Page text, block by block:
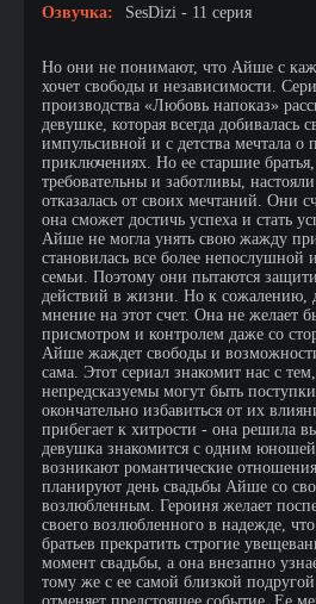
Озвучка:
SesDizi - 11 серия
Но они не понимают, что Айше с
хочет свободы и независимости.
производства «Любовь напоказ»
девушке, которая всегда добивалась
импульсивной и с детства мечтала о
приключениях. Но ее старшие
требовательны и заботливы,
отказалась от своих мечтаний. Они
она сможет достичь успеха и стать
Айше не могла унять свою жажду
становилась все более непослушной
семьи. Поэтому они пытаются
действий в жизни. Но к сожалению,
мнение на этот счет. Она не желает
присмотром и контролем даже со
Айше жаждет свободы и возможности
сама. Этот сериал знакомит нас с
непредсказуемы могут быть
окончательно избавиться от их
прибегает к хитрости - она решила
девушка знакомится с одним
возникают романтические
планируют день свадьбы Айше со
возлюбленным. Героиня желает
своего возлюбленного в надежде, что
братьев прекратить строгие
момент свадьбы, а она внезапно
тому же с ее самой близкой